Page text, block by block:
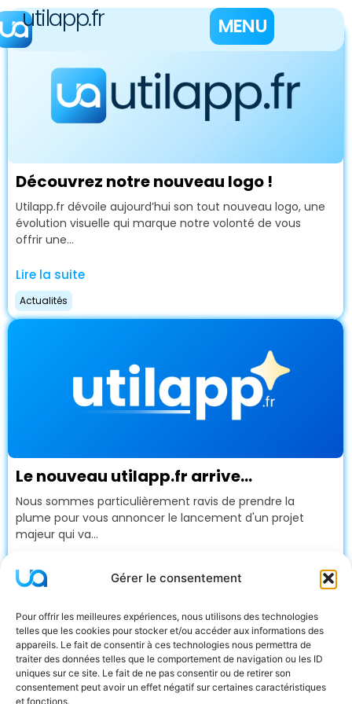
Gérer le consentement
Pour offrir les meilleures expériences, nous utilisons des technologies
telles que les cookies pour stocker et/ou accéder aux informations des
appareils. Le fait de consentir à ces technologies nous permettra de
traiter des données telles que le comportement de navigation ou les ID
uniques sur ce site. Le fait de ne pas consentir ou de retirer son
consentement peut avoir un effet négatif sur certaines caractéristiques
et fonctions.
utilapp.fr MENU
Découvrez notre nouveau logo !
Utilapp.fr dévoile aujourd’hui son tout nouveau logo, une
évolution visuelle qui marque notre volonté de vous
offrir une...
Lire la suite
Actualités
Le nouveau utilapp.fr arrive…
Nous sommes particulièrement ravis de prendre la
plume pour vous annoncer le lancement d'un projet
majeur qui va...
Lire la suite
Notre site